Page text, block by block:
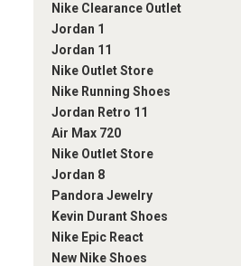
Nike Clearance Outlet
Jordan 1
Jordan 11
Nike Outlet Store
Nike Running Shoes
Jordan Retro 11
Air Max 720
Nike Outlet Store
Jordan 8
Pandora Jewelry
Kevin Durant Shoes
Nike Epic React
New Nike Shoes